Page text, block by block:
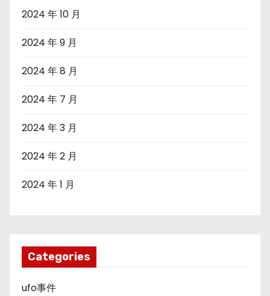
2024 年 10 月
2024 年 9 月
2024 年 8 月
2024 年 7 月
2024 年 3 月
2024 年 2 月
2024 年 1 月
Categories
ufo事件